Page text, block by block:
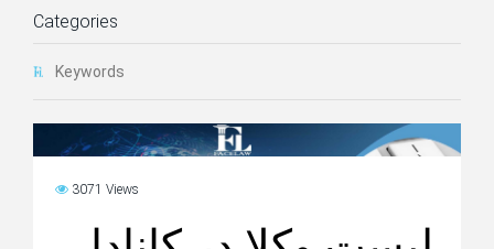
Categories
Keywords
3071 Views